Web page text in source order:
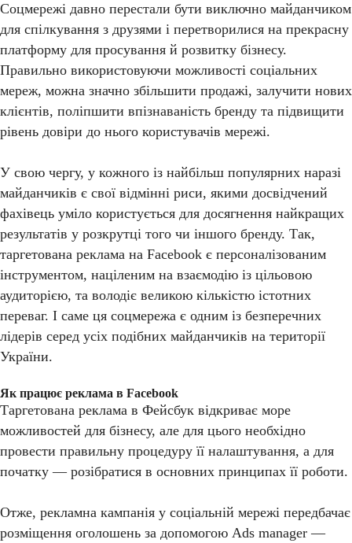
Соцмережі давно перестали бути виключно майданчиком
для спілкування з друзями і перетворилися на прекрасну
платформу для просування й розвитку бізнесу.
Правильно використовуючи можливості соціальних
мереж, можна значно збільшити продажі, залучити нових
клієнтів, поліпшити впізнаваність бренду та підвищити
рівень довіри до нього користувачів мережі.
У свою чергу, у кожного із найбільш популярних наразі
майданчиків є свої відмінні риси, якими досвідчений
фахівець уміло користується для досягнення найкращих
результатів у розкрутці того чи іншого бренду. Так,
таргетована реклама на Facebook є персоналізованим
інструментом, націленим на взаємодію із цільовою
аудиторією, та володіє великою кількістю істотних
переваг. І саме ця соцмережа є одним із безперечних
лідерів серед усіх подібних майданчиків на території
України.
Як працює реклама в Facebook
Таргетована реклама в Фейсбук відкриває море
можливостей для бізнесу, але для цього необхідно
провести правильну процедуру її налаштування, а для
початку — розібратися в основних принципах її роботи.
Отже, рекламна кампанія у соціальній мережі передбачає
розміщення оголошень за допомогою Ads manager —